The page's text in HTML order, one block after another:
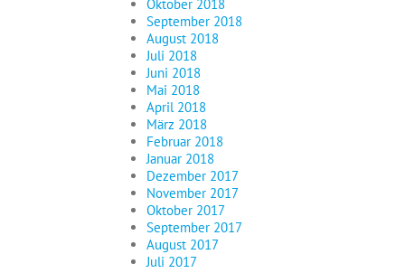
Oktober 2018
September 2018
August 2018
Juli 2018
Juni 2018
Mai 2018
April 2018
März 2018
Februar 2018
Januar 2018
Dezember 2017
November 2017
Oktober 2017
September 2017
August 2017
Juli 2017